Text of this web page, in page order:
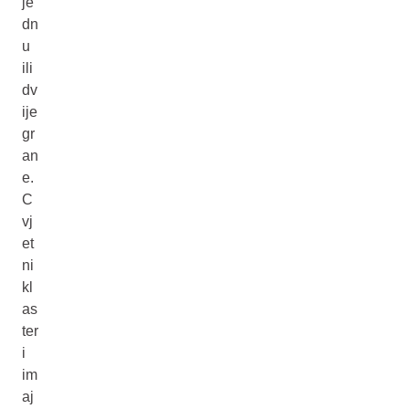
dn
u
ili
dv
ije
gr
an
e.
C
vj
et
ni
kl
as
ter
i
im
aj